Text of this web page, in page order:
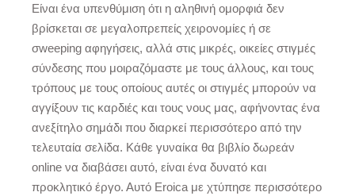
Είναι ένα υπενθύμιση ότι η αληθινή ομορφιά δεν
βρίσκεται σε μεγαλοπρεπείς χειρονομίες ή σε
σweeping αφηγήσεις, αλλά στις μικρές, οικείες στιγμές
σύνδεσης που μοιραζόμαστε με τους άλλους, και τους
τρόπους με τους οποίους αυτές οι στιγμές μπορούν να
αγγίξουν τις καρδιές και τους νους μας, αφήνοντας ένα
ανεξίτηλο σημάδι που διαρκεί περισσότερο από την
τελευταία σελίδα. Κάθε γυναίκα θα βιβλίο δωρεάν
online να διαβάσει αυτό, είναι ένα δυνατό και
προκλητικό έργο. Αυτό Eroica με χτύπησε περισσότερο